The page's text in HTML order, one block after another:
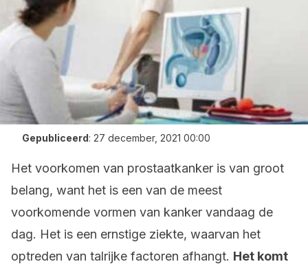
Gepubliceerd: 27 december, 2021 00:00
Het voorkomen van prostaatkanker is van groot
belang, want het is een van de meest
voorkomende vormen van kanker vandaag de
dag. Het is een ernstige ziekte, waarvan het
optreden van talrijke factoren afhangt. Het komt